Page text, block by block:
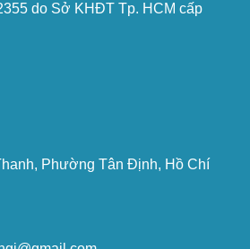
do Sở KHĐT Tp. HCM cấp
Phường Tân Định, Hồ Chí